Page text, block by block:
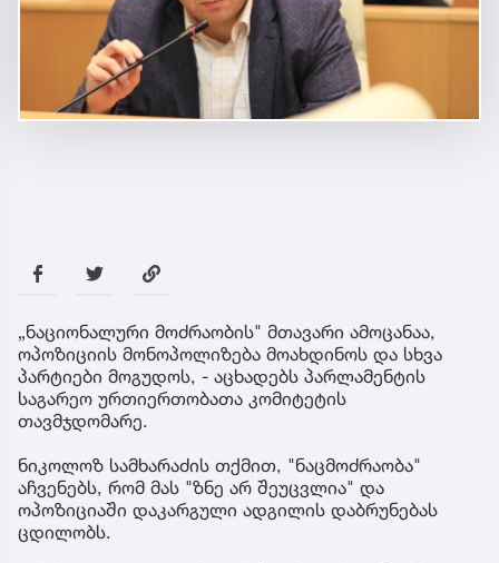
„ნაციონალური მოძრაობის" მთავარი ამოცანაა,
ოპოზიციის მონოპოლიზება მოახდინოს და სხვა
პარტიები მოგუდოს, - აცხადებს პარლამენტის
საგარეო ურთიერთობათა კომიტეტის
თავმჯდომარე.
ნიკოლოზ სამხარაძის თქმით, "ნაცმოძრაობა"
აჩვენებს, რომ მას "ზნე არ შეუცვლია" და
ოპოზიციაში დაკარგული ადგილის დაბრუნებას
ცდილობს.